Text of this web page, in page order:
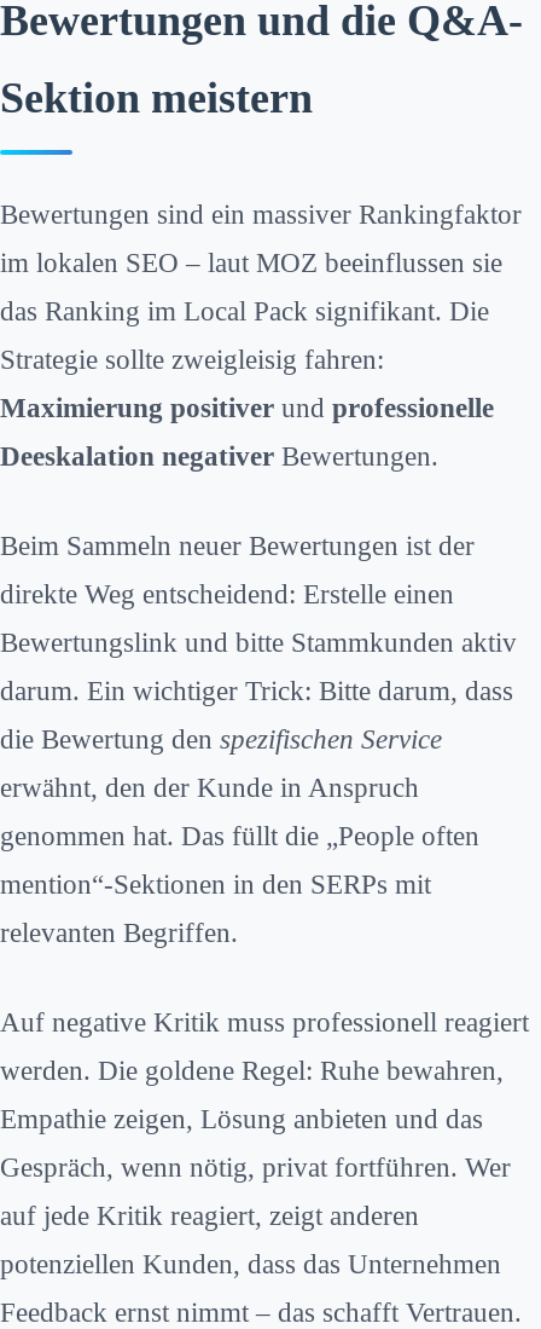
Bewertungen und die Q&A-
Sektion meistern
Bewertungen sind ein massiver Rankingfaktor
im lokalen SEO – laut MOZ beeinflussen sie
das Ranking im Local Pack signifikant. Die
Strategie sollte zweigleisig fahren:
Maximierung positiver und professionelle
Deeskalation negativer Bewertungen.
Beim Sammeln neuer Bewertungen ist der
direkte Weg entscheidend: Erstelle einen
Bewertungslink und bitte Stammkunden aktiv
darum. Ein wichtiger Trick: Bitte darum, dass
die Bewertung den spezifischen Service
erwähnt, den der Kunde in Anspruch
genommen hat. Das füllt die „People often
mention“-Sektionen in den SERPs mit
relevanten Begriffen.
Auf negative Kritik muss professionell reagiert
werden. Die goldene Regel: Ruhe bewahren,
Empathie zeigen, Lösung anbieten und das
Gespräch, wenn nötig, privat fortführen. Wer
auf jede Kritik reagiert, zeigt anderen
potenziellen Kunden, dass das Unternehmen
Feedback ernst nimmt – das schafft Vertrauen.